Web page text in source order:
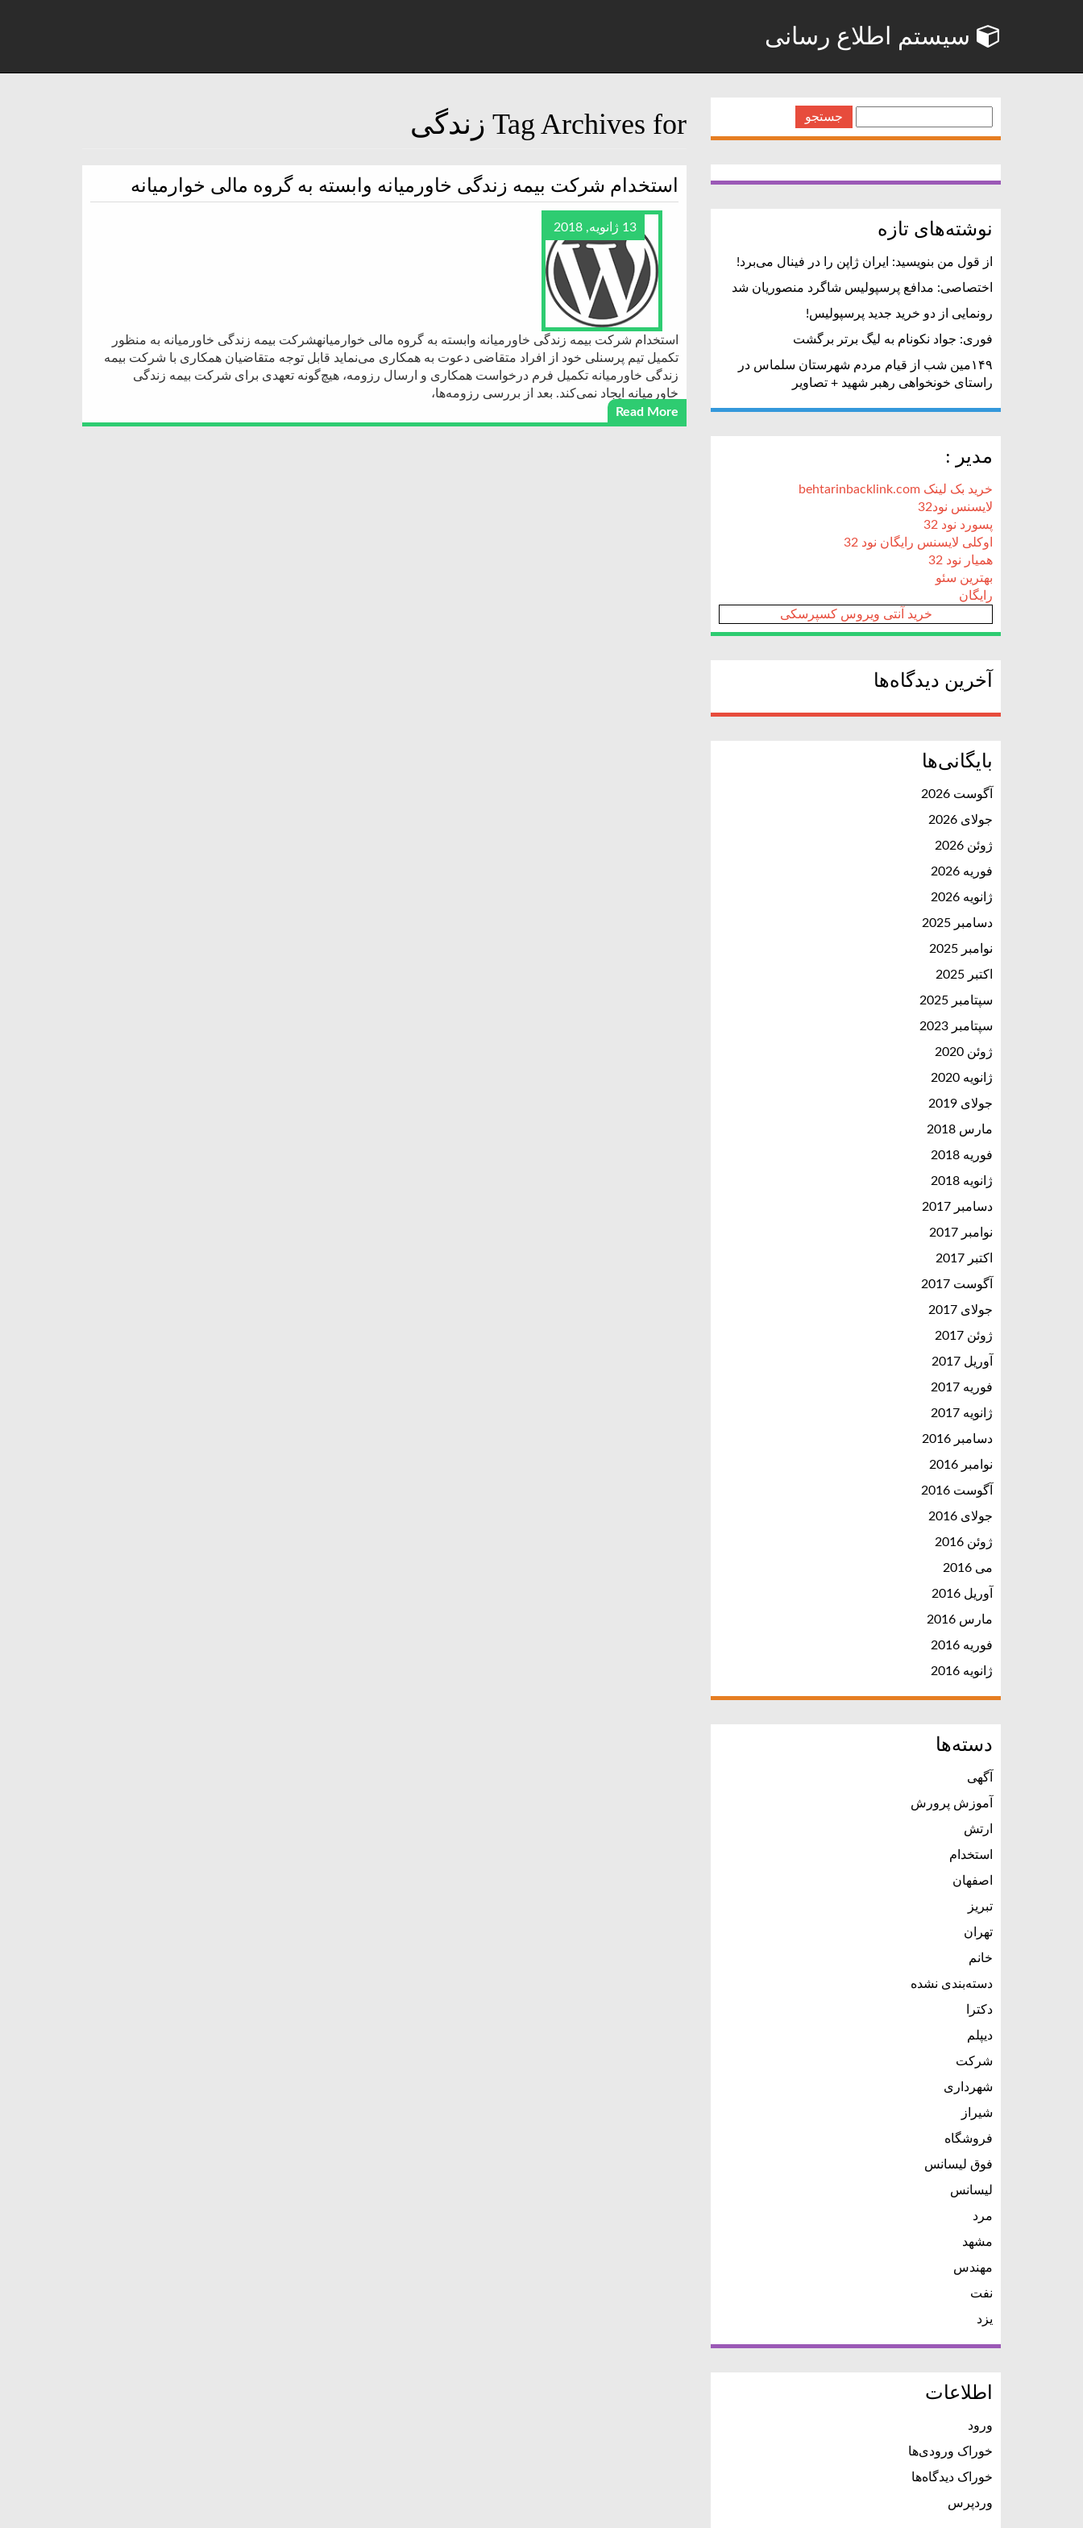
سیستم اطلاع رسانی
Tag Archives for زندگی
استخدام شرکت بیمه زندگی خاورمیانه وابسته به گروه مالی خوارمیانه
13 ژانویه, 2018
استخدام شرکت بیمه زندگی خاورمیانه وابسته به گروه مالی خوارمیانهشرکت بیمه زندگی خاورمیانه به منظور
تکمیل تیم پرسنلی خود از افراد متقاضی دعوت به همکاری می‌نماید قابل توجه متقاضیان همکاری با شرکت بیمه
زندگی خاورمیانه تکمیل فرم درخواست همکاری و ارسال رزومه، هیچ‌گونه تعهدی برای شرکت بیمه زندگی
خاورمیانه ایجاد نمی‌کند. بعد از بررسی رزومه‌ها،
Read More
نوشته‌های تازه
از قول من بنویسید: ایران ژاپن را در فینال می‌برد!
اختصاصی: مدافع پرسپولیس شاگرد منصوریان شد
رونمایی از دو خرید جدید پرسپولیس!
فوری: جواد نکونام به لیگ برتر برگشت
۱۴۹مین شب از قیام مردم شهرستان سلماس در
راستای خونخواهی رهبر شهید + تصاویر
مدیر :
خرید بک لینک behtarinbacklink.com
لایسنس نود32
پسورد نود 32
اوکلی لایسنس رایگان نود 32
همیار نود 32
بهترین سئو
رایگان
خرید آنتی ویروس کسپرسکی
آخرین دیدگاه‌ها
بایگانی‌ها
آگوست 2026
جولای 2026
ژوئن 2026
فوریه 2026
ژانویه 2026
دسامبر 2025
نوامبر 2025
اکتبر 2025
سپتامبر 2025
سپتامبر 2023
ژوئن 2020
ژانویه 2020
جولای 2019
مارس 2018
فوریه 2018
ژانویه 2018
دسامبر 2017
نوامبر 2017
اکتبر 2017
آگوست 2017
جولای 2017
ژوئن 2017
آوریل 2017
فوریه 2017
ژانویه 2017
دسامبر 2016
نوامبر 2016
آگوست 2016
جولای 2016
ژوئن 2016
می 2016
آوریل 2016
مارس 2016
فوریه 2016
ژانویه 2016
دسته‌ها
آگهی
آموزش پرورش
ارتش
استخدام
اصفهان
تبریز
تهران
خانم
دسته‌بندی نشده
دکترا
دیپلم
شرکت
شهرداری
شیراز
فروشگاه
فوق لیسانس
لیسانس
مرد
مشهد
مهندس
نفت
یزد
اطلاعات
ورود
خوراک ورودی‌ها
خوراک دیدگاه‌ها
وردپرس